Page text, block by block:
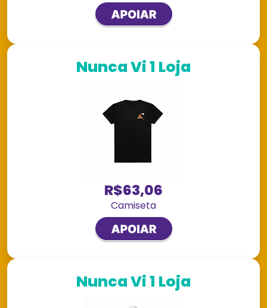
Nunca Vi 1 Loja
R$63,06
Camiseta
Nunca Vi 1 Loja